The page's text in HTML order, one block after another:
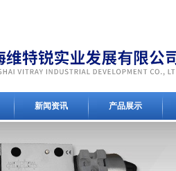
新闻资讯 产品展示